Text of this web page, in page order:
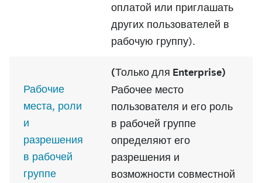
оплатой или приглашать
других пользователей в
рабочую группу).
Рабочие
места, роли
и
разрешения
в рабочей
группе
(Только для Enterprise)
Рабочее место
пользователя и его роль
в рабочей группе
определяют его
разрешения и
возможности совместной